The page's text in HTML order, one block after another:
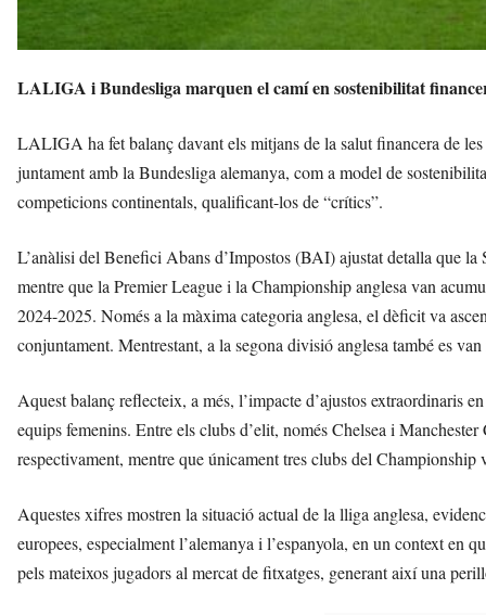
LALIGA i Bundesliga marquen el camí en sostenibilitat
LALIGA ha fet balanç davant els mitjans de la salut financera de
juntament amb la Bundesliga alemanya, com a model de
competicions continentals, qualificant-los de “crítics”.
L’anàlisi del Benefici Abans d’Impostos (BAI) ajustat detalla que
mentre que la Premier League i la Championship anglesa van
2024-2025. Només a la màxima categoria anglesa, el dèficit va
conjuntament. Mentrestant, a la segona divisió anglesa també es
Aquest balanç reflecteix, a més, l’impacte d’ajustos extraordinaris
equips femenins. Entre els clubs d’elit, només Chelsea i
respectivament, mentre que únicament tres clubs del Championship
Aquestes xifres mostren la situació actual de la lliga anglesa,
europees, especialment l’alemanya i l’espanyola, en un context
pels mateixos jugadors al mercat de fitxatges, generant així una